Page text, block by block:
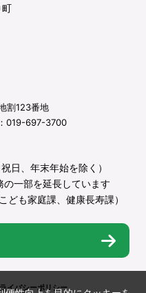
割123番地
019-697-3700
日、年末年始を除く）
一部を延長しています
ども家庭課、健康長寿課）
イバシーポリシー